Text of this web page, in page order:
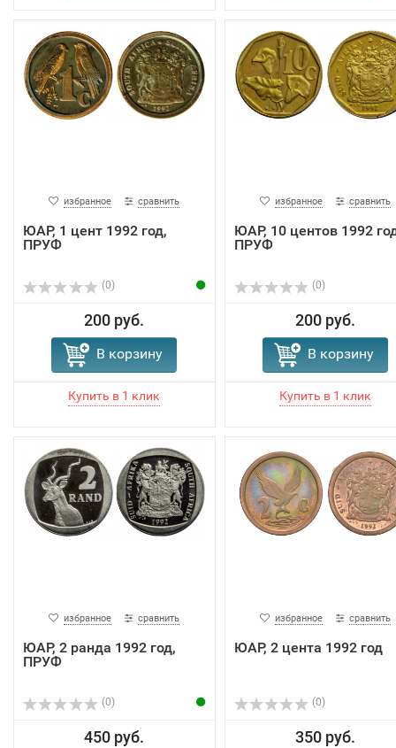
избранное сравнить
ЮАР, 1 цент 1992 год,
ПРУФ
(0)
200 руб.
В корзину
избранное сравнить
ЮАР, 10 центов 1992
ПРУФ
(0)
200 руб.
В корзину
избранное сравнить
ЮАР, 2 ранда 1992 год,
ПРУФ
(0)
450 руб.
избранное сравнить
ЮАР, 2 цента 1992 год
(0)
350 руб.